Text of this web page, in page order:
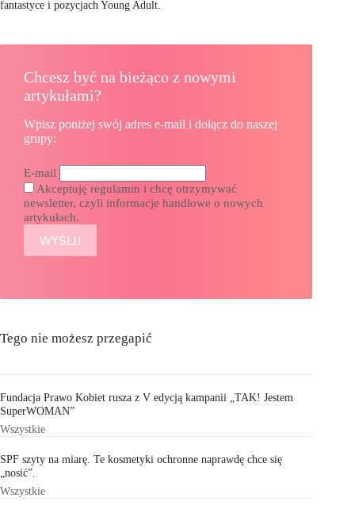
fantastyce i pozycjach Young Adult.
Chcesz być na bieżąco z nowymi
artykułami?
Wpisz poniżej swój adres e-mail i dołącz do naszej
grupy:
E-mail
Akceptuję regulamin i chcę otrzymywać
newsletter, czyli informacje handlowe o nowych
artykułach.
Tego nie możesz przegapić
Fundacja Prawo Kobiet rusza z V edycją kampanii „TAK! Jestem
SuperWOMAN”
Wszystkie
SPF szyty na miarę. Te kosmetyki ochronne naprawdę chce się
„nosić”.
Wszystkie